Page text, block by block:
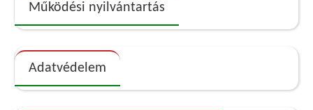
Működési nyilvántartás
Adatvédelem